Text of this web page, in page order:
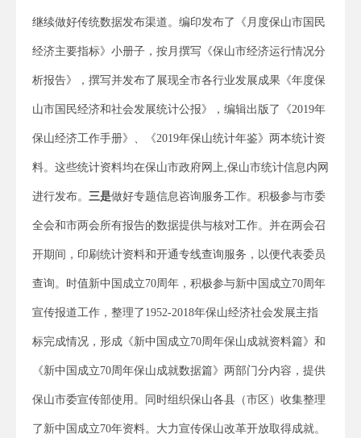
继续做好传统数据发布渠道。编印发布了《月度保山市国民
经济主要指标》小册子，按月撰写《保山市经济运行情况分
析报告》，撰写并发布了展现全市各行业发展成果《年度保
山市国民经济和社会发展统计公报》，编辑出版了《2019年
保山经济工作手册》、《2019年保山统计年鉴》两本统计资
料。这些统计资料均在保山市政府网上,保山市统计信息内网
进行发布。 三是做好专题信息咨询服务工作。积极参与市委
全会和市两会所有报告的数据提供与核对工作。并在两会召
开期间，印刷统计资料和开通专线查询服务，以便代表委员
查询。时值新中国成立70周年，积极参与新中国成立70周年
宣传报道工作，整理了1952-2018年保山经济社会发展主指
标完成情况，形成《新中国成立70周年保山成就资料篇》和
《新中国成立70周年保山成就数据篇》两部门分内容，提供
保山市委宣传部使用。同时组织保山各县（市区）收集整理
了新中国成立70年资料。大力宣传保山改革开放取得成就。